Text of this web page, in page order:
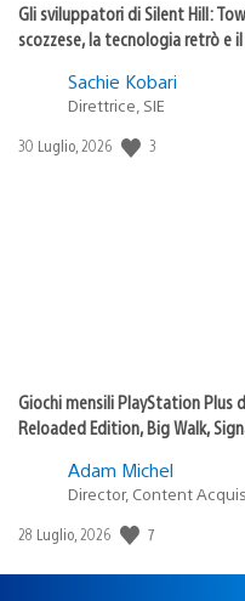
Gli sviluppatori di Silent Hill:
scozzese, la tecnologia retrò e
Sachie Kobari
Direttrice, SIE
Data
30 Luglio, 2026 3
Giochi mensili PlayStation Plus
Reloaded Edition, Big Walk,
Adam Michel
Director, Content
Data
pubblicazione:
28 Luglio, 2026 7